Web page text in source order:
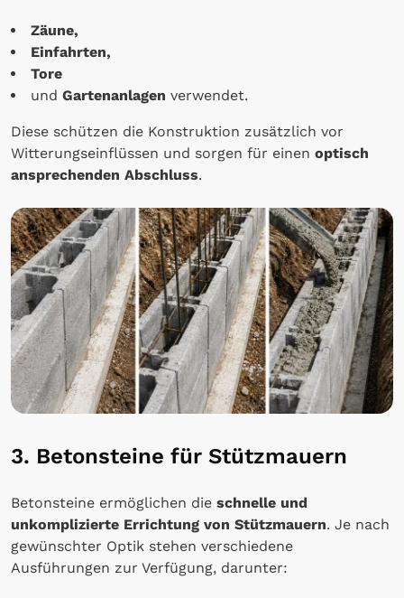
Zäune,
Einfahrten,
Tore
und Gartenanlagen verwendet.
Diese schützen die Konstruktion zusätzlich vor
Witterungseinflüssen und sorgen für einen optisch
ansprechenden Abschluss.
3. Betonsteine für Stützmauern
Betonsteine ermöglichen die schnelle und
unkomplizierte Errichtung von Stützmauern. Je nach
gewünschter Optik stehen verschiedene
Ausführungen zur Verfügung, darunter: